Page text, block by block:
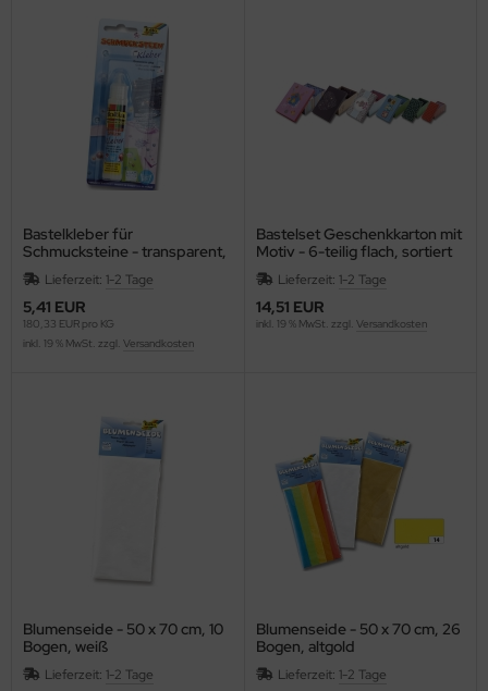
Bastelkleber für
Schmucksteine - transparent,
30 g
Lieferzeit: 1-2 Tage
5,41 EUR
180,33 EUR pro KG
inkl. 19 % MwSt. zzgl. Versandkosten
Bastelset Geschenkkarton mit
Motiv - 6-teilig flach, sortiert
Lieferzeit: 1-2 Tage
14,51 EUR
inkl. 19 % MwSt. zzgl. Versandkosten
Blumenseide - 50 x 70 cm, 10
Bogen, weiß
Lieferzeit: 1-2 Tage
Blumenseide - 50 x 70 cm, 26
Bogen, altgold
Lieferzeit: 1-2 Tage